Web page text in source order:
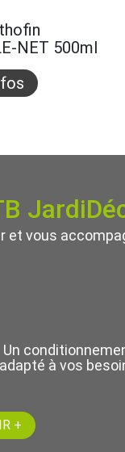
NET 500ml
et vous
Un
adapté à vos
+